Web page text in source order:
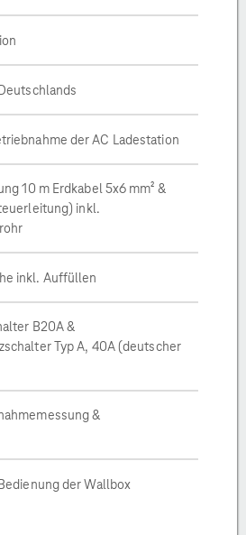
der AC Ladestation
10 m Erdkabel 5x6 mm² &
inkl.
inkl. Auffüllen
B20A &
Typ A, 40A (deutscher
&
der Wallbox